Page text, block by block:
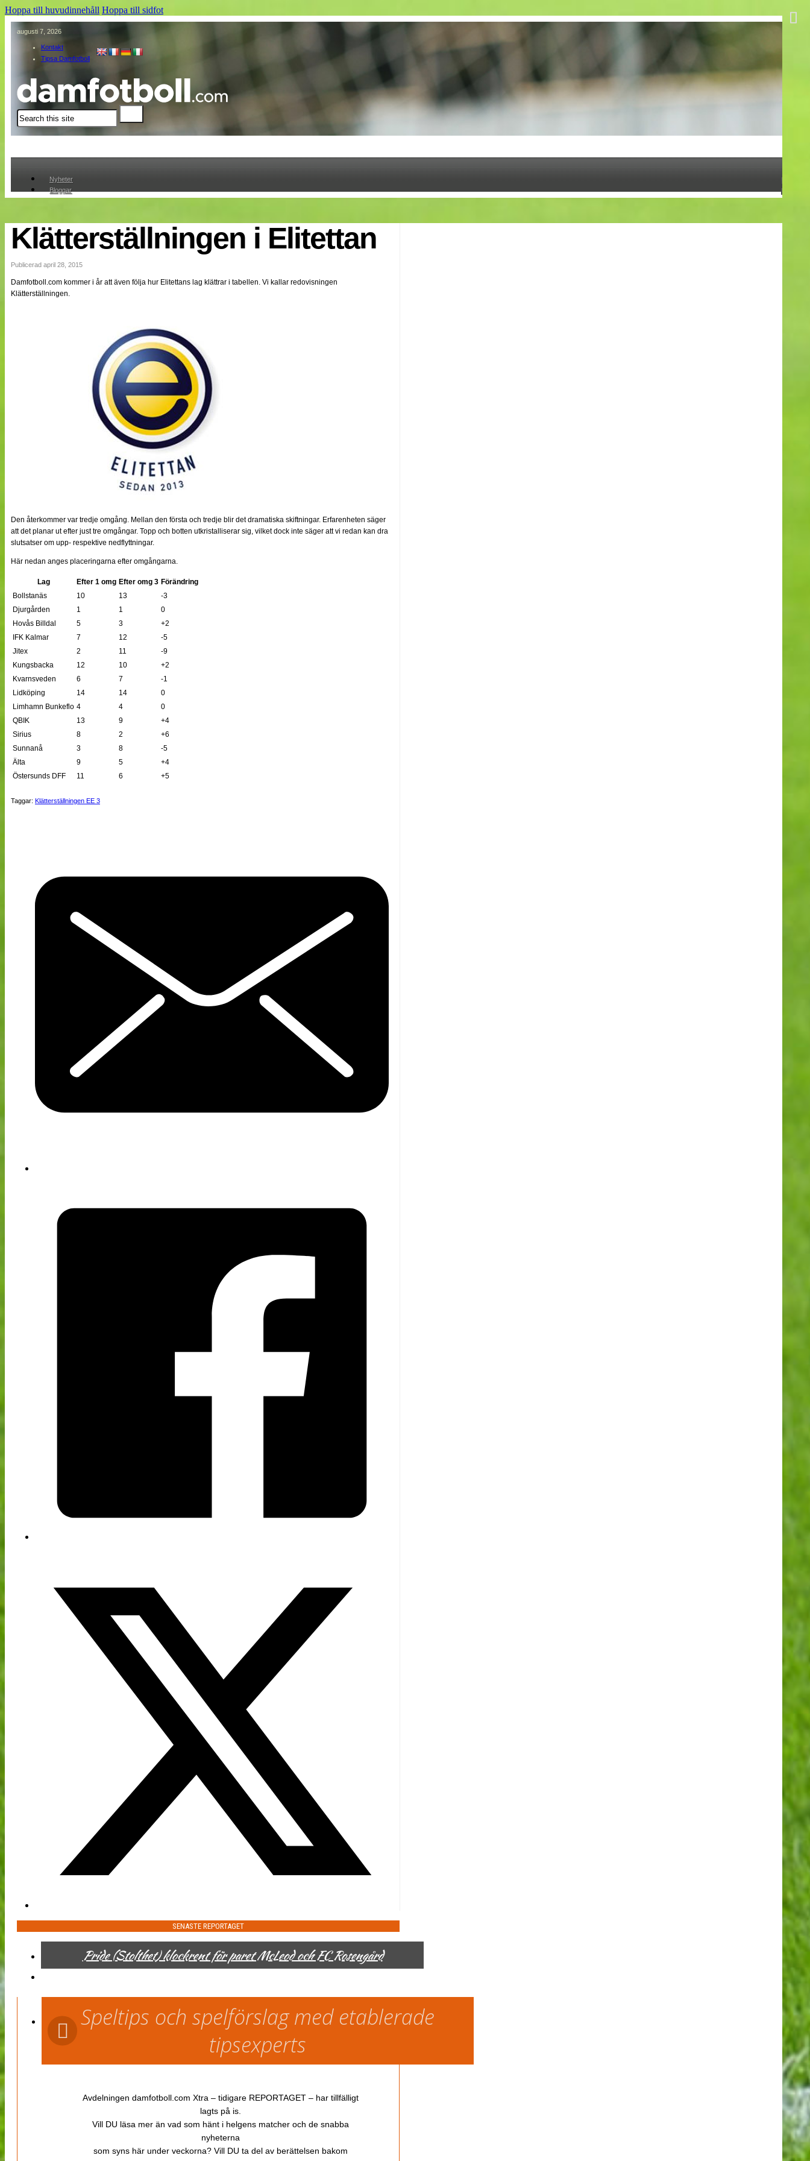
Hoppa till huvudinnehåll Hoppa till sidfot
augusti 7, 2026
Kontakt
Tipsa Damfotboll
Sök
Nyheter
Bloggar
Cuper
Medlemmar
Medlemsbilder
Om oss
Medlemsbilder
Till klubbkassan
Klätterställningen i Elitettan
Publicerad april 28, 2015
Damfotboll.com kommer i år att även följa hur Elitettans lag klättrar i tabellen. Vi kallar redovisningen
Klätterställningen.
Den återkommer var tredje omgång. Mellan den första och tredje blir det dramatiska skiftningar. Erfarenheten säger
att det planar ut efter just tre omgångar. Topp och botten utkristalliserar sig, vilket dock inte säger att vi redan kan dra
slutsatser om upp- respektive nedflyttningar.
Här nedan anges placeringarna efter omgångarna.
Lag Efter 1 omg Efter omg 3 Förändring
Bollstanäs
10 13
-3
Djurgården
1 1
0
Hovås Billdal
5 3
+2
IFK Kalmar
7 12
-5
Jitex
2 11
-9
Kungsbacka
12 10
+2
Kvarnsveden
6 7
-1
Lidköping
14 14
0
Limhamn Bunkeflo 4 4
0
QBIK
13 9
+4
Sirius
8 2
+6
Sunnanå
3 8
-5
Älta
9 5
+4
Östersunds DFF
11 6 +5
Taggar: Klätterställningen EE 3
SENASTE REPORTAGET
Pride (Stolthet) klockrent för paret McLeod och FC Rosengård
Speltips och spelförslag med etablerade
tipsexperts
Avdelningen damfotboll.com Xtra – tidigare REPORTAGET – har tillfälligt
lagts på is.
Vill DU läsa mer än vad som hänt i helgens matcher och de snabba
nyheterna
som syns här under veckorna? Vill DU ta del av berättelsen bakom